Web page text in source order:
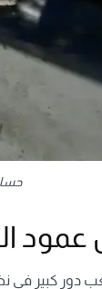
دور كبير في